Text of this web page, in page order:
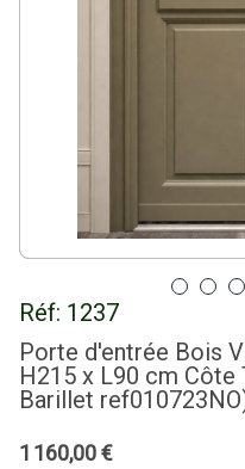
Réf: 1237
Porte d'entrée Bois
H215 x L90 cm Côte
Barillet
1 160,00€